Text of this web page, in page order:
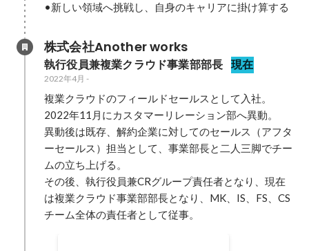
•新しい領域へ挑戦し、自身のキャリアに掛け算する
株式会社Another works
執行役員兼複業クラウド事業部部長 現在
2022年4月 -
複業クラウドのフィールドセールスとして入社。
2022年11月にカスタマーリレーション部へ異動。
異動後は既存、解約企業に対してのセールス（アフタ
ーセールス）担当として、事業部長と二人三脚でチー
ムの立ち上げる。
その後、執行役員兼CRグループ責任者となり、現在
は複業クラウド事業部部長となり、MK、IS、FS、CS
チーム全体の責任者として従事。